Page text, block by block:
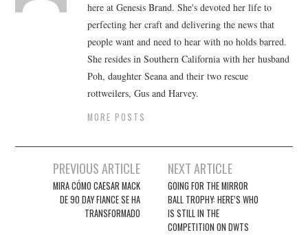
here at Genesis Brand. She's devoted her life to
perfecting her craft and delivering the news that
people want and need to hear with no holds barred.
She resides in Southern California with her husband
Poh, daughter Seana and their two rescue
rottweilers, Gus and Harvey.
MORE POSTS
navigation
PREVIOUS ARTICLE
MIRA CÓMO CAESAR MACK
DE 90 DAY FIANCE SE HA
TRANSFORMADO
NEXT ARTICLE
GOING FOR THE MIRROR
BALL TROPHY: HERE’S WHO
IS STILL IN THE
COMPETITION ON DWTS